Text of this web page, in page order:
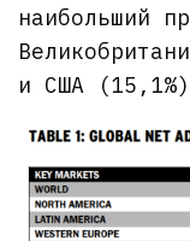
наибольший
и США